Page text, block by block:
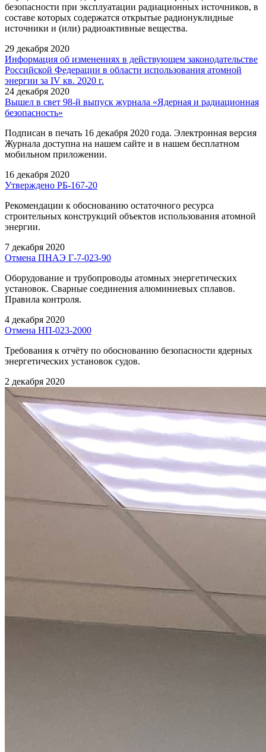
безопасности при эксплуатации радиационных источников, в
составе которых содержатся открытые радионуклидные
источники и (или) радиоактивные вещества.
29 декабря 2020
Информация об изменениях в действующем законодательстве
Российской Федерации в области использования атомной
энергии за IV кв. 2020 г.
24 декабря 2020
Вышел в свет 98-й выпуск журнала «Ядерная и радиационная
безопасность»
Подписан в печать 16 декабря 2020 года. Электронная версия
Журнала доступна на нашем сайте и в нашем бесплатном
мобильном приложении.
16 декабря 2020
Утверждено РБ-167-20
Рекомендации к обоснованию остаточного ресурса
строительных конструкций объектов использования атомной
энергии.
7 декабря 2020
Отмена ПНАЭ Г-7-023-90
Оборудование и трубопроводы атомных энергетических
установок. Сварные соединения алюминиевых сплавов.
Правила контроля.
4 декабря 2020
Отмена НП-023-2000
Требования к отчёту по обоснованию безопасности ядерных
энергетических установок судов.
2 декабря 2020